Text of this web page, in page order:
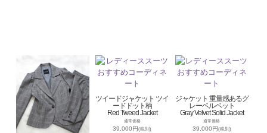
ツイードジャケット ツイ
ードドット柄
Red Tweed Jacket
通常価格
39,000円(税別)
ジャケット 重量感あるグ
レーベルベット
Gray Velvet Solid Jacket
通常価格
39,000円(税別)